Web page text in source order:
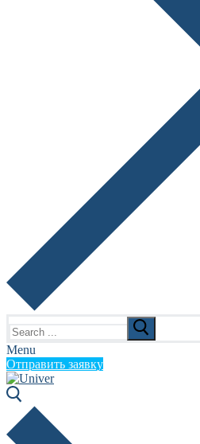
for:
Menu
Отправить заявку